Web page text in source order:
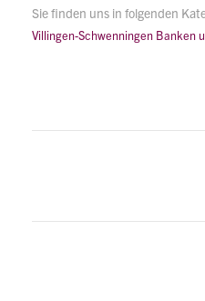
Sie finden uns in folgenden
Villingen-Schwenningen Banken